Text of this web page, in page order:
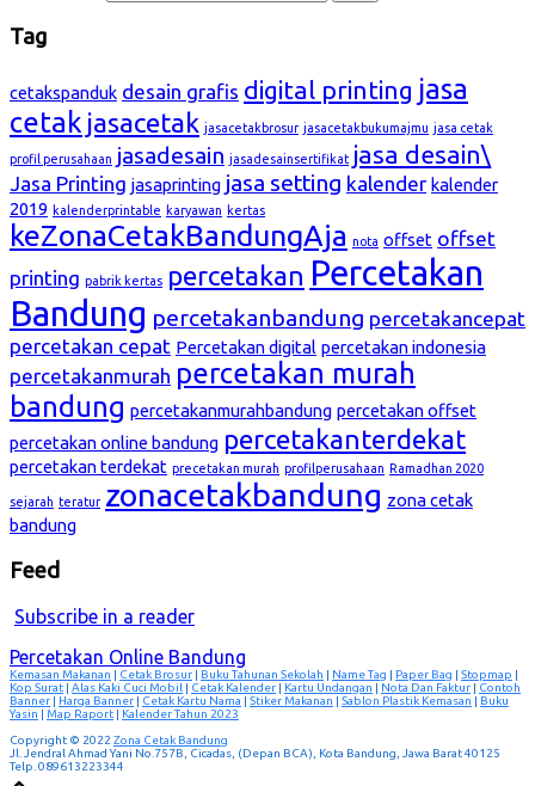
Tag
cetakspanduk desain grafis digital printing jasa
cetak jasacetak jasacetakbrosur jasacetakbukumajmu jasa cetak
profil perusahaan jasadesain jasadesainsertifikat jasa desain\
Jasa Printing jasaprinting jasa setting kalender kalender
2019 kalenderprintable karyawan kertas
keZonaCetakBandungAja nota offset offset
printing pabrik kertas percetakan Percetakan
Bandung percetakanbandung percetakancepat
percetakan cepat Percetakan digital percetakan indonesia
percetakanmurah percetakan murah
bandung percetakanmurahbandung percetakan offset
percetakan online bandung percetakanterdekat
percetakan terdekat precetakan murah profilperusahaan Ramadhan 2020
sejarah teratur zonacetakbandung zona cetak
bandung
Feed
Subscribe in a reader
Percetakan Online Bandung
Kemasan Makanan Cetak Brosur Buku Tahunan Sekolah Name Tag Paper Bag Stopmap
Kop Surat
Alas Kaki Cuci Mobil Cetak Kalender Kartu Undangan Nota Dan Faktur
Contoh
Banner
Harga Banner Cetak Kartu Nama Stiker Makanan Sablon Plastik Kemasan
Buku
Yasin
Map Raport
Kalender Tahun 2023
Copyright © 2022Zona Cetak Bandung
Jl. Jendral Ahmad Yani No.757B, Cicadas, (Depan BCA), Kota Bandung, Jawa Barat 40125
Telp. 089613223344